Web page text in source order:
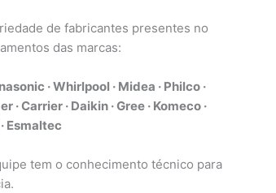
de fabricantes presentes no
das marcas:
· Whirlpool · Midea · Philco ·
· Carrier · Daikin · Gree · Komeco ·
Esmaltec
tem o conhecimento técnico para